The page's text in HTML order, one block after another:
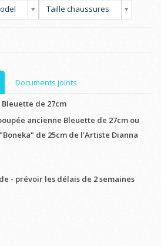
Taille chaussures
Documents joints
de 27cm
ancienne Bleuette de 27cm ou
de 25cm de l'Artiste Dianna
- prévoir les délais de 2 semaines